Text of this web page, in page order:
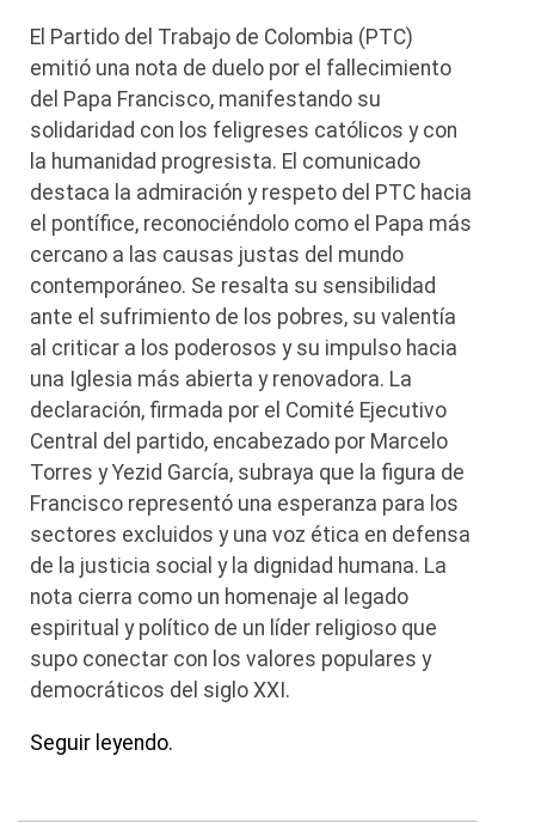
El Partido del Trabajo de Colombia (PTC)
emitió una nota de duelo por el fallecimiento
del Papa Francisco, manifestando su
solidaridad con los feligreses católicos y con
la humanidad progresista. El comunicado
destaca la admiración y respeto del PTC hacia
el pontífice, reconociéndolo como el Papa más
cercano a las causas justas del mundo
contemporáneo. Se resalta su sensibilidad
ante el sufrimiento de los pobres, su valentía
al criticar a los poderosos y su impulso hacia
una Iglesia más abierta y renovadora. La
declaración, firmada por el Comité Ejecutivo
Central del partido, encabezado por Marcelo
Torres y Yezid García, subraya que la figura de
Francisco representó una esperanza para los
sectores excluidos y una voz ética en defensa
de la justicia social y la dignidad humana. La
nota cierra como un homenaje al legado
espiritual y político de un líder religioso que
supo conectar con los valores populares y
democráticos del siglo XXI.
Seguir leyendo.